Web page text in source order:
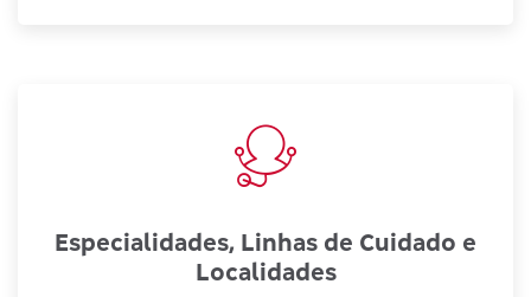
Especialidades, Linhas de Cuidado e
Localidades